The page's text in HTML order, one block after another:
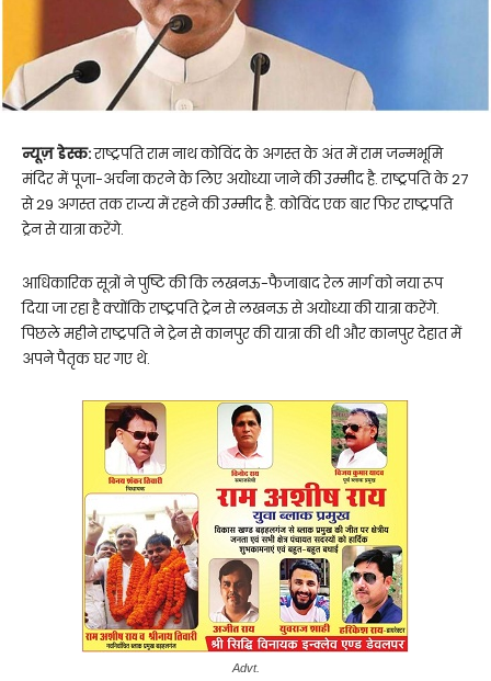
न्यूज़ डेस्क:राष्ट्रपति राम नाथ कोविंद के अगस्त के अंत में राम जन्मभूमि
मंदिर में पूजा-अर्चना करने के लिए अयोध्या जाने की उम्मीद है. राष्ट्रपति के 27
से 29 अगस्त तक राज्य में रहने की उम्मीद है. कोविंद एक बार फिर राष्ट्रपति
ट्रेन से यात्रा करेंगे.
आधिकारिक सूत्रों ने पुष्टि की कि लखनऊ-फैजाबाद रेल मार्ग को नया रूप
दिया जा रहा है क्योंकि राष्ट्रपति ट्रेन से लखनऊ से अयोध्या की यात्रा करेंगे.
पिछले महीने राष्ट्रपति ने ट्रेन से कानपुर की यात्रा की थी और कानपुर देहात में
अपने पैतृक घर गए थे.
Advt.